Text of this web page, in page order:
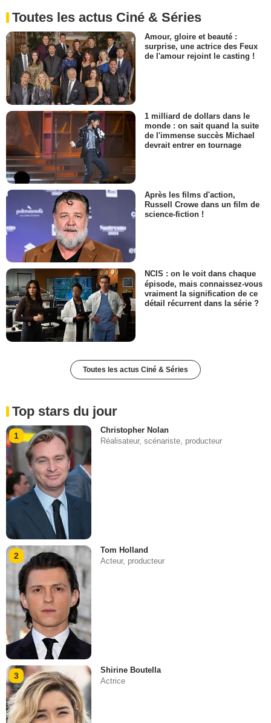
Toutes les actus Ciné & Séries
Amour, gloire et beauté :
surprise, une actrice des Feux
de l'amour rejoint le casting !
1 milliard de dollars dans le
monde : on sait quand la suite
de l'immense succès Michael
devrait entrer en tournage
Après les films d'action,
Russell Crowe dans un film de
science-fiction !
NCIS : on le voit dans chaque
épisode, mais connaissez-vous
vraiment la signification de ce
détail récurrent dans la série ?
Toutes les actus Ciné & Séries
Top stars du jour
1
Christopher Nolan
Réalisateur, scénariste, producteur
2
Tom Holland
Acteur, producteur
3
Shirine Boutella
Actrice